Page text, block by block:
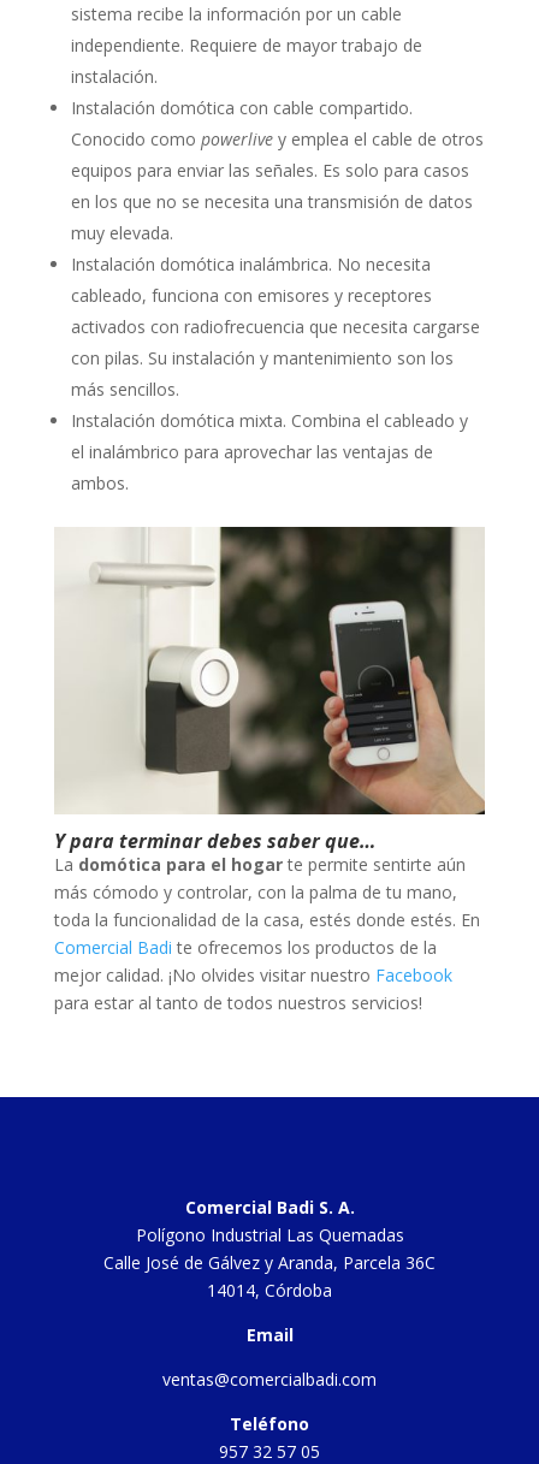
sistema recibe la información por un cable
independiente. Requiere de mayor trabajo de
instalación.
Instalación domótica con cable compartido.
Conocido como powerlive y emplea el cable de otros
equipos para enviar las señales. Es solo para casos
en los que no se necesita una transmisión de datos
muy elevada.
Instalación domótica inalámbrica. No necesita
cableado, funciona con emisores y receptores
activados con radiofrecuencia que necesita cargarse
con pilas. Su instalación y mantenimiento son los
más sencillos.
Instalación domótica mixta. Combina el cableado y
el inalámbrico para aprovechar las ventajas de
ambos.
Y para terminar debes saber que…
La domótica para el hogarte permite sentirte aún
más cómodo y controlar, con la palma de tu mano,
toda la funcionalidad de la casa, estés donde estés. En
Comercial Badi te ofrecemos los productos de la
mejor calidad. ¡No olvides visitar nuestro Facebook
para estar al tanto de todos nuestros servicios!
Comercial Badi S. A.
Polígono Industrial Las Quemadas
Calle José de Gálvez y Aranda, Parcela 36C
14014, Córdoba
Email
ventas@comercialbadi.com
Teléfono
957 32 57 05